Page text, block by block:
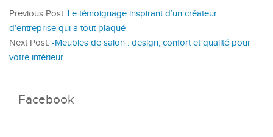
Previous Post: Le témoignage inspirant d’un créateur
d’entreprise qui a tout plaqué
Next Post: -Meubles de salon : design, confort et qualité pour
votre intérieur
Facebook